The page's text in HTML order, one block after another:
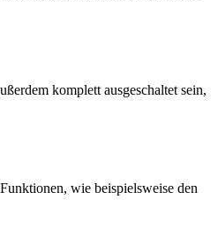
komplett ausgeschaltet sein,
wie beispielsweise den